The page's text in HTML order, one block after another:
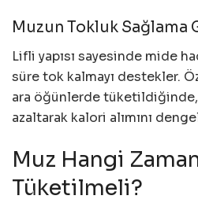
Muzun Tokluk Sağlama
Lifli yapısı sayesinde mide
süre tok kalmayı destekler.
ara öğünlerde
azaltarak kalori alımını
Muz Hangi
Tüketilmeli?